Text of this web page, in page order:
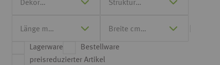
Lagerware
Bestellware
preisreduzierter Artikel